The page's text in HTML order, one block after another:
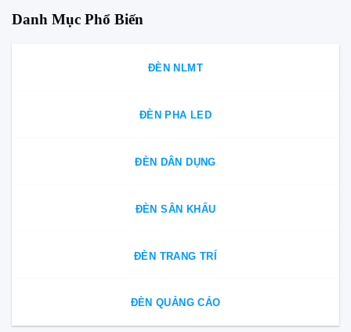
Danh Mục Phổ Biến
ĐÈN NLMT
ĐÈN PHA LED
ĐÈN DÂN DỤNG
ĐÈN SÂN KHẤU
ĐÈN TRANG TRÍ
ĐÈN QUẢNG CÁO